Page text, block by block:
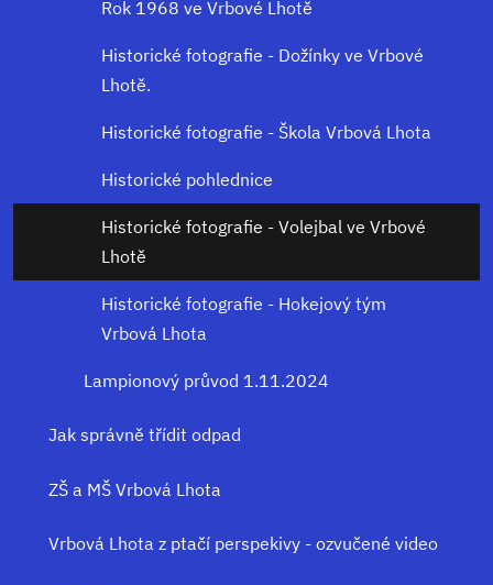
Rok 1968 ve Vrbové Lhotě
Historické fotografie - Dožínky ve Vrbové
Lhotě.
Historické fotografie - Škola Vrbová Lhota
Historické pohlednice
Historické fotografie - Volejbal ve Vrbové
Lhotě
Historické fotografie - Hokejový tým
Vrbová Lhota
Lampionový průvod 1.11.2024
Jak správně třídit odpad
ZŠ a MŠ Vrbová Lhota
Vrbová Lhota z ptačí perspekivy - ozvučené video